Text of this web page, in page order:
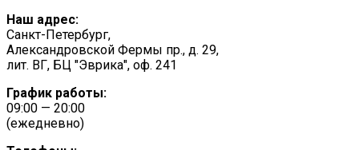
Наш адрес:
Санкт-Петербург,
Александровской Фермы пр., д. 29,
лит. ВГ, БЦ "Эврика", оф. 241
График работы:
09:00 — 20:00
(ежедневно)